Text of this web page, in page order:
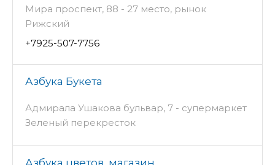
Мира проспект, 88 - 27 место, рынок
Рижский
+7925-507-7756
Азбука Букета
Адмирала Ушакова бульвар, 7 - супермаркет
Зеленый перекресток